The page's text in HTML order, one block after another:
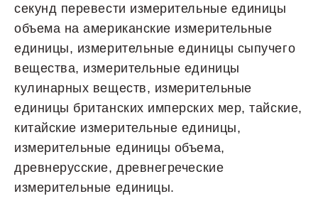
секунд перевести измерительные единицы
объема на американские измерительные
единицы, измерительные единицы сыпучего
вещества, измерительные единицы
кулинарных веществ, измерительные
единицы британских имперских мер, тайские,
китайские измерительные единицы,
измерительные единицы объема,
древнерусские, древнегреческие
измерительные единицы.